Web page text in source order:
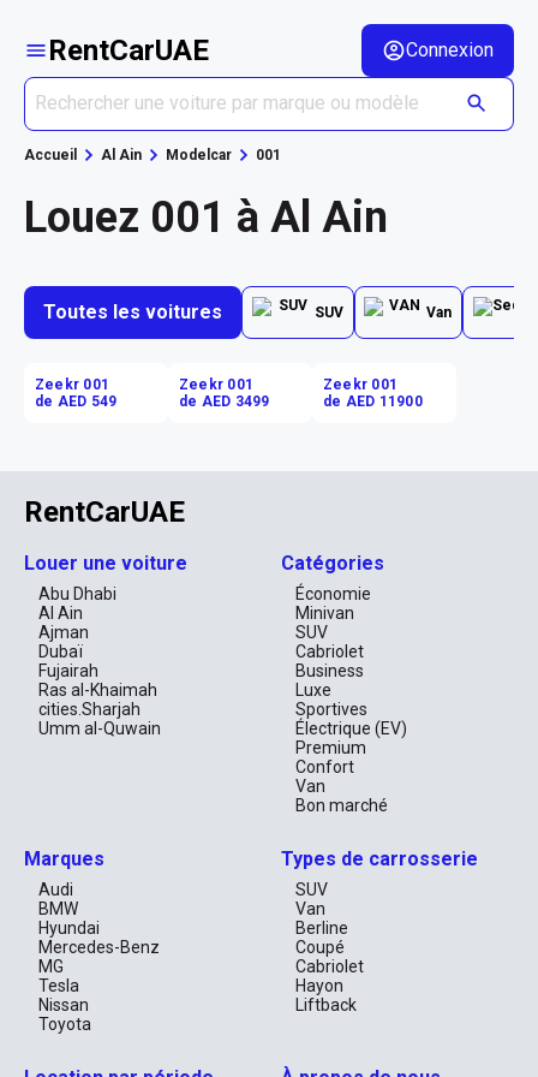
RentCarUAE Connexion
Accueil Al Ain Modelcar 001
Louez 001 à Al Ain
Toutes les voitures SUV Van
Zeekr 001
de AED 549
Zeekr 001
de AED 3499
Zeekr 001
de AED 11900
RentCarUAE
Louer une voiture
Abu Dhabi
Al Ain
Ajman
Dubaï
Fujairah
Ras al-Khaimah
cities.Sharjah
Umm al-Quwain
Catégories
Économie
Minivan
SUV
Cabriolet
Business
Luxe
Sportives
Électrique (EV)
Premium
Confort
Van
Bon marché
Marques
Audi
BMW
Hyundai
Mercedes-Benz
MG
Tesla
Nissan
Toyota
Types de carrosserie
SUV
Van
Berline
Coupé
Cabriolet
Hayon
Liftback